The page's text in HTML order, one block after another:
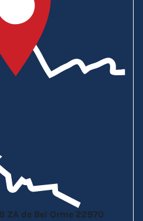
ZA de Bel Orme 22970